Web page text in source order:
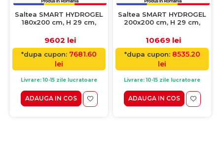
Saltea SMART HYDROGEL
180x200 cm, H 29 cm,
9602 lei
*dupa cupon: 7681.60
lei
Livrare: 10-15 zile lucratoare
ADAUGA IN COS
Saltea SMART HYDROGEL
200x200 cm, H 29 cm,
10669 lei
*dupa cupon: 8535.20
lei
Livrare: 10-15 zile lucratoare
ADAUGA IN COS